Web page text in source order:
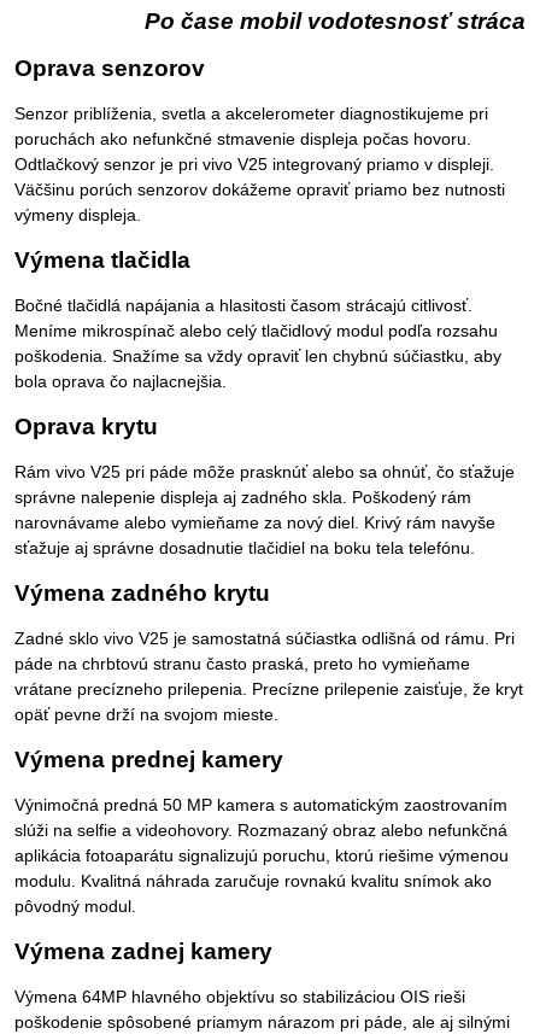
Po čase mobil vodotesnosť stráca
Oprava senzorov
Senzor priblíženia, svetla a akcelerometer diagnostikujeme pri
poruchách ako nefunkčné stmavenie displeja počas hovoru.
Odtlačkový senzor je pri vivo V25 integrovaný priamo v displeji.
Väčšinu porúch senzorov dokážeme opraviť priamo bez nutnosti
výmeny displeja.
Výmena tlačidla
Bočné tlačidlá napájania a hlasitosti časom strácajú citlivosť.
Meníme mikrospínač alebo celý tlačidlový modul podľa rozsahu
poškodenia. Snažíme sa vždy opraviť len chybnú súčiastku, aby
bola oprava čo najlacnejšia.
Oprava krytu
Rám vivo V25 pri páde môže prasknúť alebo sa ohnúť, čo sťažuje
správne nalepenie displeja aj zadného skla. Poškodený rám
narovnávame alebo vymieňame za nový diel. Krivý rám navyše
sťažuje aj správne dosadnutie tlačidiel na boku tela telefónu.
Výmena zadného krytu
Zadné sklo vivo V25 je samostatná súčiastka odlišná od rámu. Pri
páde na chrbtovú stranu často praská, preto ho vymieňame
vrátane precízneho prilepenia. Precízne prilepenie zaisťuje, že kryt
opäť pevne drží na svojom mieste.
Výmena prednej kamery
Výnimočná predná 50 MP kamera s automatickým zaostrovaním
slúži na selfie a videohovory. Rozmazaný obraz alebo nefunkčná
aplikácia fotoaparátu signalizujú poruchu, ktorú riešime výmenou
modulu. Kvalitná náhrada zaručuje rovnakú kvalitu snímok ako
pôvodný modul.
Výmena zadnej kamery
Výmena 64MP hlavného objektívu so stabilizáciou OIS rieši
poškodenie spôsobené priamym nárazom pri páde, ale aj silnými